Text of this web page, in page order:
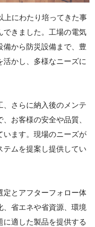
上にわたり培ってきた事
できました。工場の電気
から防災設備まで、豊
かし、多様なニーズに
さらに納入後のメンテ
お客様の安全や品質、
います。現場のニーズが
ムを提案し提供してい
定とアフターフォロー体
省エネや省資源、環境
適した製品を提供する